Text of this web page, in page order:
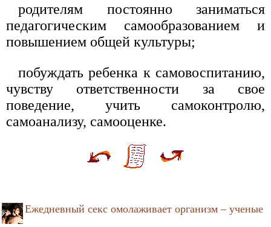
родителям постоянно заниматься
педагогическим самообразованием и
повышением общей культуры;
побуждать ребенка к самовоспитанию,
чувству ответственности за свое
поведение, учить самоконтролю,
самоанализу, самооценке.
Ежедневный секс омолаживает организм – ученые